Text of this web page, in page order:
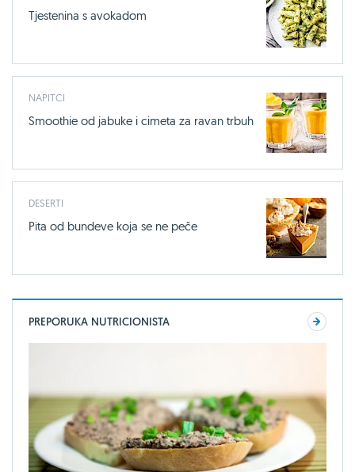
Tjestenina s avokadom
NAPITCI
Smoothie od jabuke i cimeta za ravan trbuh
DESERTI
Pita od bundeve koja se ne peče
PREPORUKA NUTRICIONISTA